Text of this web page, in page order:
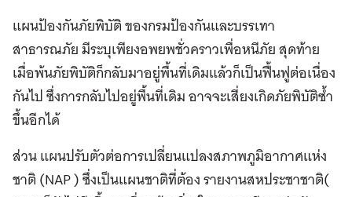
แผนป้องกันภัยพิบัติ ของกรมป้องกันและบรรเทา
สาธารณภัย มีระบุเพียงอพยพชั่วคราวเพื่อหนีภัย สุดท้าย
เมื่อพ้นภัยพิบัติก็กลับมาอยู่พื้นที่เดิมแล้วก็เป็นฟื้นฟูต่อเนื่อง
กันไป ซึ่งการกลับไปอยู่พื้นที่เดิม อาจจะเสี่ยงเกิดภัยพิบัติซ้ำ
ขึ้นอีกได้
ส่วน แผนปรับตัวต่อการเปลี่ยนแปลงสภาพภูมิอากาศแห่ง
ชาติ (NAP ) ซึ่งเป็นแผนชาติที่ต้อง รายงานสหประชาชาติ(